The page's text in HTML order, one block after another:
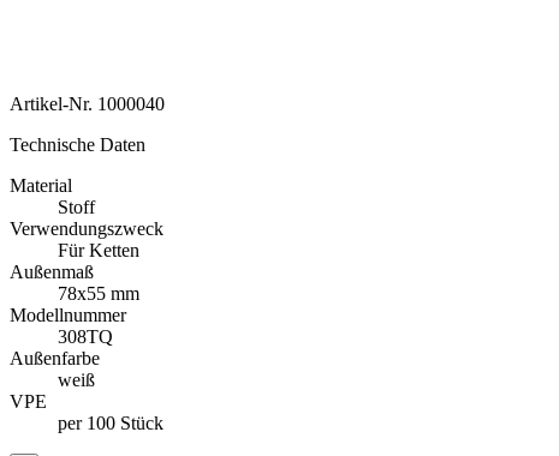
Artikel-Nr. 1000040
Technische Daten
Material
Stoff
Verwendungszweck
Für Ketten
Außenmaß
78x55 mm
Modellnummer
308TQ
Außenfarbe
weiß
VPE
per 100 Stück